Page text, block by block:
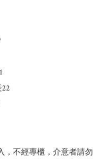
，不經專櫃，介意者請勿